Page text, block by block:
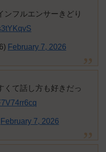
ンフルエンサーきどり
February 7, 2026
くて話し方も好きだっ
February 7, 2026